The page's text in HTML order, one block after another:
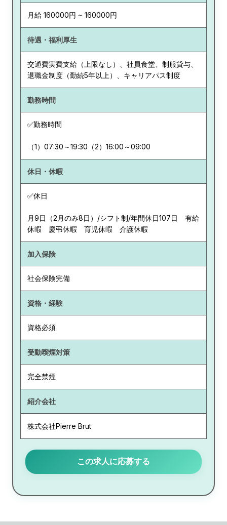
月給 160000円 ~ 160000円
待遇・福利厚生
交通費実費支給（上限なし）、社員食堂、制服貸与、
退職金制度（勤続5年以上）、キャリアパス制度
勤務時間
✅勤務時間
（1）07:30～19:30（2）16:00～09:00
休日・休暇
✅休日
月9日（2月のみ8日）/シフト制/年間休日107日 有給
休暇 慶弔休暇 育児休暇 介護休暇
加入保険
社会保険完備
資格・経験
資格必須
受動喫煙対策
完全禁煙
紹介会社
株式会社Pierre Brut
この求人に応募する